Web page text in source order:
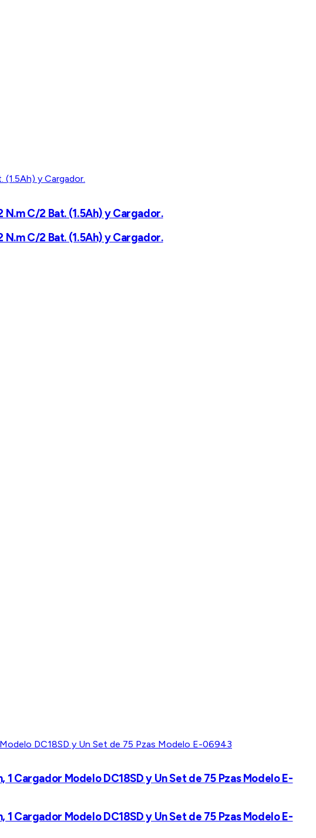
C/2 Bat. (1.5Ah) y Cargador.
C/2 Bat. (1.5Ah) y Cargador.
Cargador Modelo DC18SD y Un Set de 75 Pzas Modelo E-
Cargador Modelo DC18SD y Un Set de 75 Pzas Modelo E-